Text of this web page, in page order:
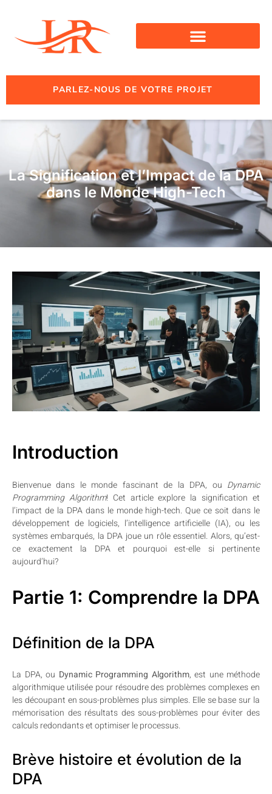
PARLEZ-NOUS DE VOTRE PROJET
La Signification et l’Impact de la DPA
dans le Monde High-Tech
Introduction
Bienvenue dans le monde fascinant de la DPA, ou Dynamic
Programming Algorithm! Cet article explore la signification et
l’impact de la DPA dans le monde high-tech. Que ce soit dans le
développement de logiciels, l’intelligence artificielle (IA), ou les
systèmes embarqués, la DPA joue un rôle essentiel. Alors, qu’est-
ce exactement la DPA et pourquoi est-elle si pertinente
aujourd’hui?
Partie 1: Comprendre la DPA
Définition de la DPA
La DPA, ou Dynamic Programming Algorithm, est une méthode
algorithmique utilisée pour résoudre des problèmes complexes en
les découpant en sous-problèmes plus simples. Elle se base sur la
mémorisation des résultats des sous-problèmes pour éviter des
calculs redondants et optimiser le processus.
Brève histoire et évolution de la
DPA